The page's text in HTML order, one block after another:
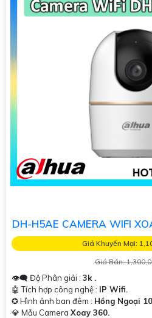
DH-H5AE CAMERA WIFI
Giá Khuyến Mại:
Giá Bán:
👁️‍🗨 Độ Phân giải : 3k .
🤖️ Tích hợp công nghệ : IP Wifi.
✪ Hình ảnh ban đêm : Hồng Ngoại
💎 Mẫu Camera Xoay 360.